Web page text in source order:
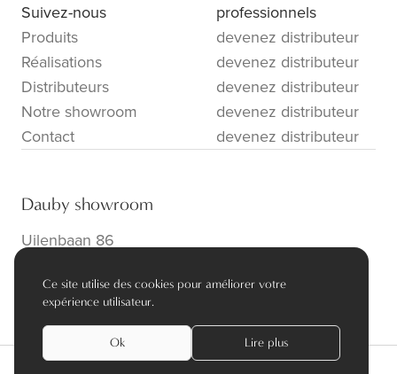
Suivez-nous
Produits
Réalisations
Distributeurs
Notre showroom
Contact
professionnels
devenez distributeur
devenez distributeur
devenez distributeur
devenez distributeur
devenez distributeur
Dauby showroom
Uilenbaan 86
info@dauby.be|+32 3 354 16 86
Ce site utilise des cookies pour améliorer votre
expérience utilisateur.
Ok Lire plus